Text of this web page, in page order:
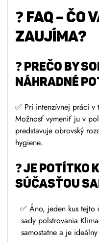
❓ FAQ – ČO
ZAUJÍMA?
❓ PREČO BY
NÁHRADNÉ
✅ Pri intenzívnej práci
Možnosť vymeniť ju v
predstavuje obrovský
hygiene.
❓ JE
SÚČASŤOU
✅ Áno, jeden kus tejto
sady polstrovania
samostatne a je